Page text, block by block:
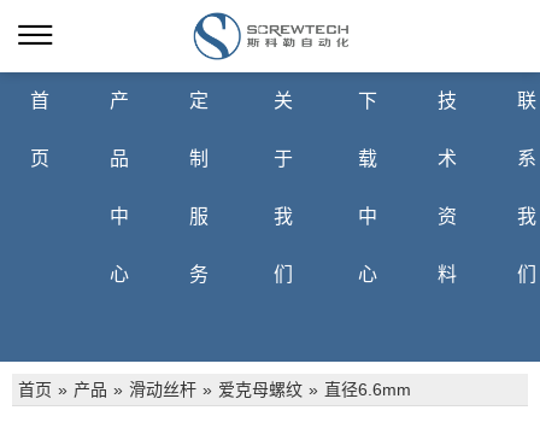
首
页
产
品
中
心
定
制
服
务
关
于
我
们
下
载
中
心
技
术
资
料
联
系
我
们
首页 » 产品 » 滑动丝杆 » 爱克母螺纹 » 直径6.6mm